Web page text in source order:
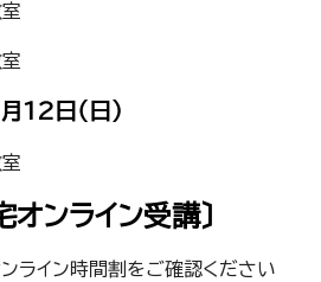
12日（日）
オンライン受講〕
ライン時間割をご確認ください